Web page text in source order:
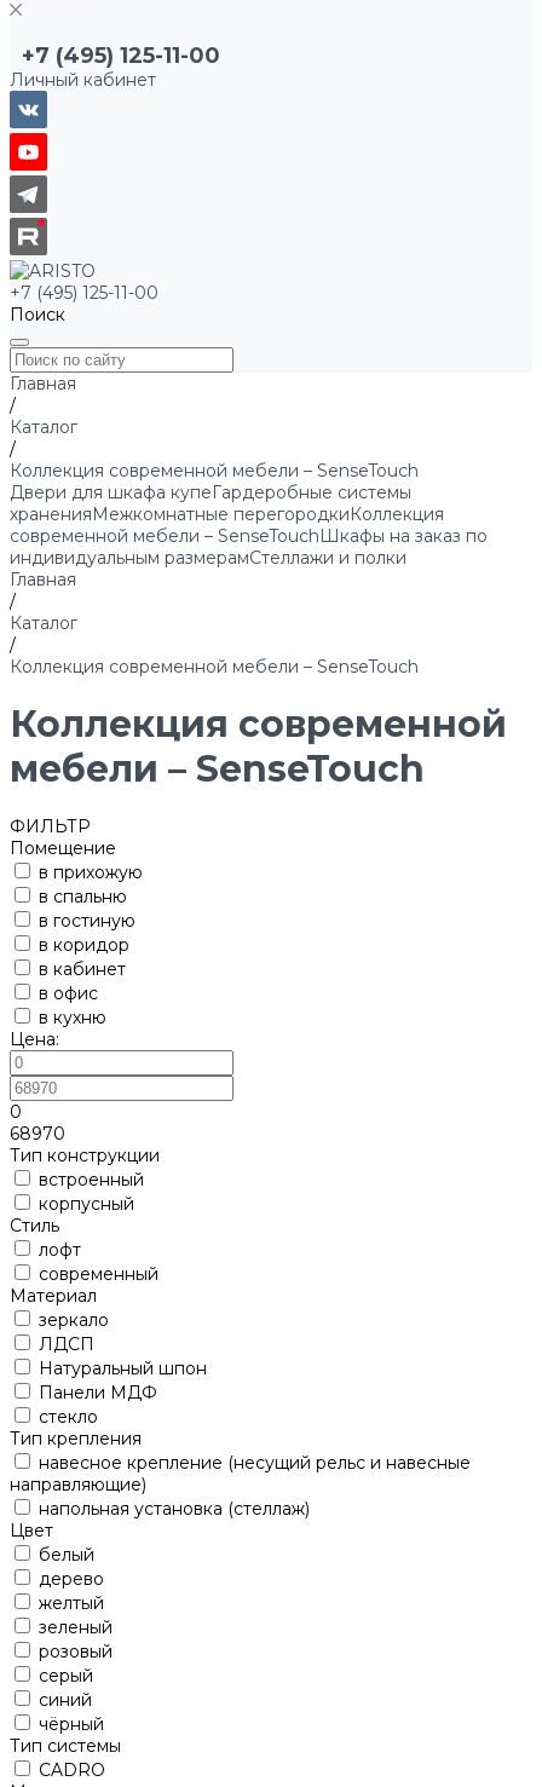
+7 (495) 125-11-00
Личный кабинет
+7 (495) 125-11-00
Поиск
Главная
/
Каталог
/
Коллекция современной мебели – SenseTouch
Двери для шкафа купеГардеробные системы
храненияМежкомнатные перегородкиКоллекция
современной мебели – SenseTouchШкафы на заказ по
индивидуальным размерамСтеллажи и полки
Главная
/
Каталог
/
Коллекция современной мебели – SenseTouch
Коллекция современной
мебели – SenseTouch
ФИЛЬТР
Помещение
в прихожую
в спальню
в гостиную
в коридор
в кабинет
в офис
в кухню
Цена:
0
68970
Тип конструкции
встроенный
корпусный
Стиль
лофт
современный
Материал
зеркало
ЛДСП
Натуральный шпон
Панели МДФ
стекло
Тип крепления
навесное крепление (несущий рельс и навесные
направляющие)
напольная установка (стеллаж)
Цвет
белый
дерево
желтый
зеленый
розовый
серый
синий
чёрный
Тип системы
CADRO